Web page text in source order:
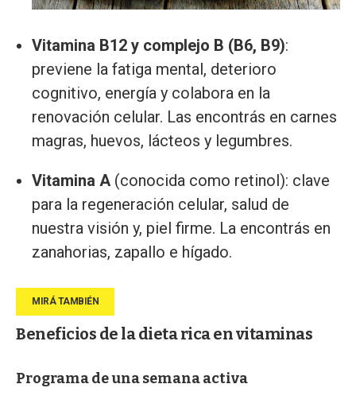
Vitamina B12 y complejo B (B6, B9):
previene la fatiga mental, deterioro
cognitivo, energía y colabora en la
renovación celular. Las encontrás en carnes
magras, huevos, lácteos y legumbres.
Vitamina A(conocida como retinol): clave
para la regeneración celular, salud de
nuestra visión y, piel firme. La encontrás en
zanahorias, zapallo e hígado.
Beneficios de la dieta rica en vitaminas
Programa de una semana activa